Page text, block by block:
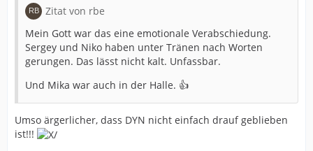
Zitat von rbe
Mein Gott war das eine emotionale Verabschiedung.
Sergey und Niko haben unter Tränen nach Worten
gerungen. Das lässt nicht kalt. Unfassbar.
Und Mika war auch in der Halle. 👍
Umso ärgerlicher, dass DYN nicht einfach drauf geblieben
ist!!!